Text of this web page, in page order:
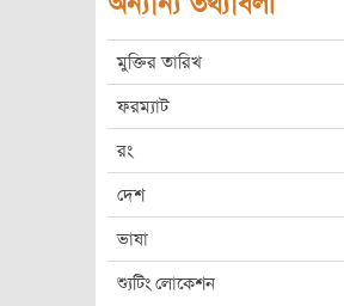
মুক্তির তারিখ
ফরম্যাট
রং
দেশ
ভাষা
শ্যুটিং লোকেশন